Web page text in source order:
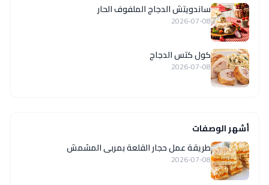
ساندويتش الدجاج الملفوف الحار
2026-07-08
كول كتس الدجاج
2026-07-08
أشهر الوصفات
طريقة عمل حجار القلعة بمربى المشمش
2026-07-08